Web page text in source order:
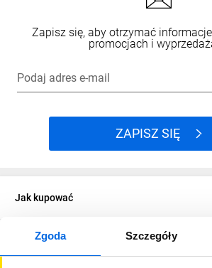
Zgoda Szczegóły
Zapisz się, aby otrzymać
promocjach i
Podaj adres e-mail
ZAPISZ SIĘ
Jak kupować
O firmie